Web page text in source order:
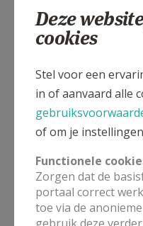
Vlak voor de
en in stilte te
Een eenvoudig
moment.
groepsfoto
moment ook
Ondanks de
zonnige dag in vele
Deze
cookies
Stel voor een
in of aanvaard alle
of om je
Functionele
Zorgen dat de
portaal correct
toe via de
gebruik deze